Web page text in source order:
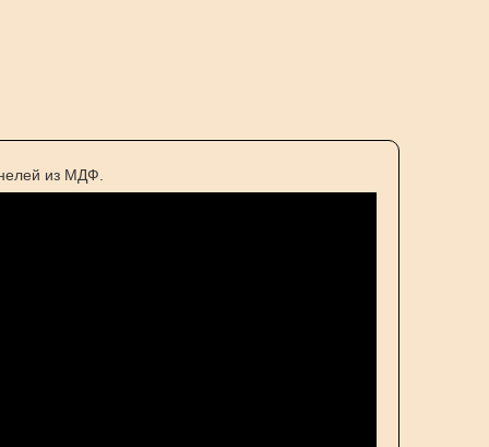
из МДФ.